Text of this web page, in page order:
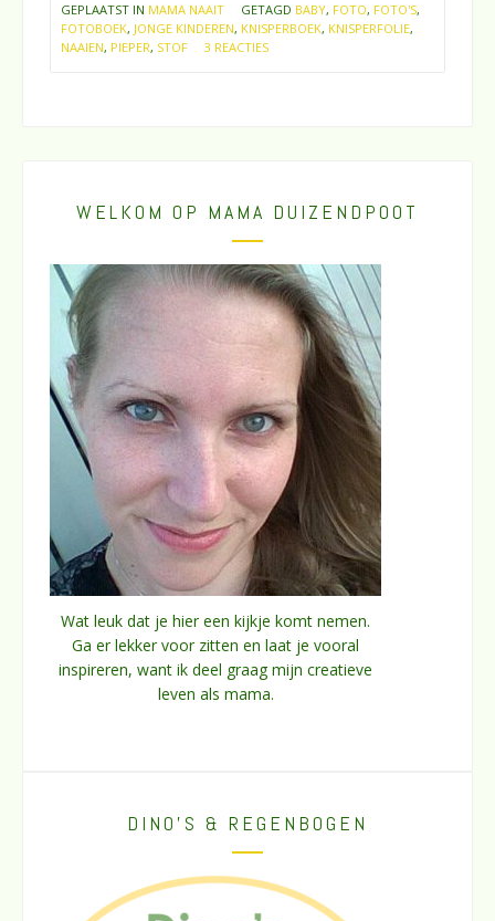
GEPLAATST IN MAMA NAAIT GETAGD BABY, FOTO, FOTO'S,
FOTOBOEK, JONGE KINDEREN, KNISPERBOEK, KNISPERFOLIE,
NAAIEN, PIEPER, STOF 3 REACTIES
WELKOM OP MAMA DUIZENDPOOT
Wat leuk dat je hier een kijkje komt nemen.
Ga er lekker voor zitten en laat je vooral
inspireren, want ik deel graag mijn creatieve
leven als mama.
DINO’S & REGENBOGEN